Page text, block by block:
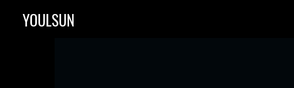
YOULSUN